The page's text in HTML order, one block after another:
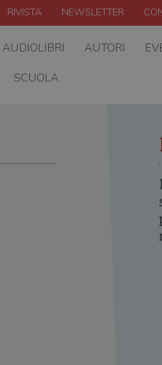
RIVISTA NEWSLETTER
AUDIOLIBRI AUTORI
SCUOLA